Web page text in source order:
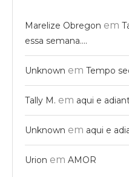
Marelize Obregon em
essa semana….
Unknown em Tempo
Tally M. em aqui e
Unknown em aqui e
Urion em AMOR